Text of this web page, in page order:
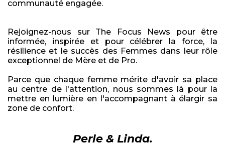
communauté engagée.
Rejoignez-nous sur The Focus News pour être
informée, inspirée et pour célébrer la force, la
résilience et le succès des Femmes dans leur rôle
exceptionnel de Mère et de Pro.
Parce que chaque femme mérite d'avoir sa place
au centre de l'attention, nous sommes là pour la
mettre en lumière en l'accompagnant à élargir sa
zone de confort.
Perle & Linda.